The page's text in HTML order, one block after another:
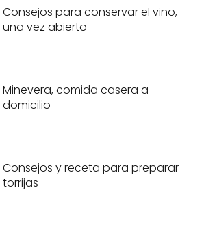
Consejos para conservar el vino,
una vez abierto
Minevera, comida casera a
domicilio
Consejos y receta para preparar
torrijas